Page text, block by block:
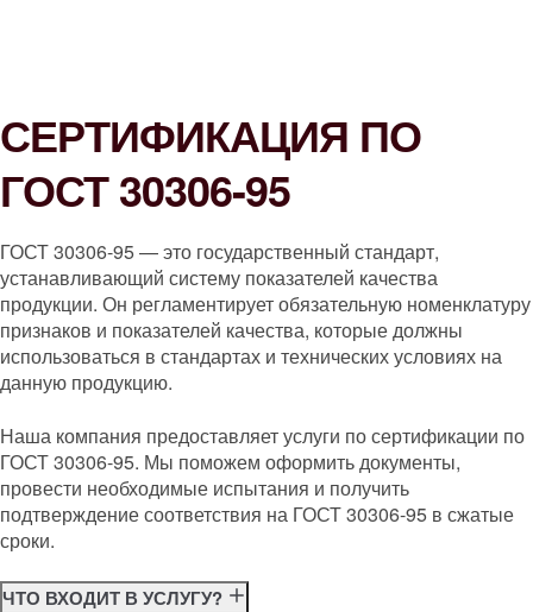
СЕРТИФИКАЦИЯ ПО
ГОСТ 30306-95
ГОСТ 30306-95 — это государственный стандарт,
устанавливающий систему показателей качества
продукции. Он регламентирует обязательную номенклатуру
признаков и показателей качества, которые должны
использоваться в стандартах и технических условиях на
данную продукцию.
Наша компания предоставляет услуги по сертификации по
ГОСТ 30306-95. Мы поможем оформить документы,
провести необходимые испытания и получить
подтверждение соответствия на ГОСТ 30306-95 в сжатые
сроки.
ЧТО ВХОДИТ В УСЛУГУ?